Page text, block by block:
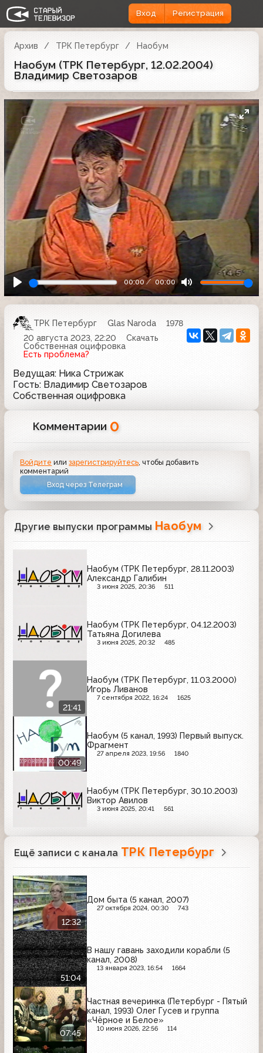
Вход Регистрация
Архив ТРК Петербург Наобум
Наобум (ТРК Петербург, 12.02.2004)
Владимир Светозаров
00:00 00:00
ТРК Петербург Glas Naroda
1978
20 августа 2023, 22:20
Скачать
Собственная оцифровка
Есть проблема?
Ведущая: Ника Стрижак
Гость: Владимир Светозаров
Собственная оцифровка
Комментарии 0
Войдите илизарегистрируйтесь, чтобы добавить
комментарий
Вход через Телеграм
Другие выпуски программы Наобум
Наобум (ТРК Петербург, 28.11.2003)
Александр Галибин
3 июня 2025, 20:36 511
Наобум (ТРК Петербург, 04.12.2003)
Татьяна Догилева
3 июня 2025, 20:32 485
21:41
Наобум (ТРК Петербург, 11.03.2000)
Игорь Ливанов
7 сентября 2022, 16:24 1625
00:49
Наобум (5 канал, 1993) Первый выпуск.
Фрагмент
27 апреля 2023, 19:56 1840
Наобум (ТРК Петербург, 30.10.2003)
Виктор Авилов
3 июня 2025, 20:41 561
Ещё записи с канала ТРК Петербург
12:32
Дом быта (5 канал, 2007)
27 октября 2024, 00:30 743
51:04
В нашу гавань заходили корабли (5
канал, 2008)
13 января 2023, 16:54 1664
07:45
Частная вечеринка (Петербург - Пятый
канал, 1993) Олег Гусев и группа
«Чёрное и Белое»
10 июня 2026, 22:56 114